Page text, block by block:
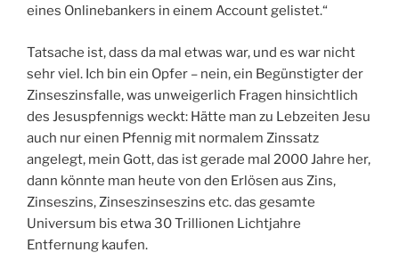
eines Onlinebankers in einem Account gelistet.“
Tatsache ist, dass da mal etwas war, und es war nicht
sehr viel. Ich bin ein Opfer – nein, ein Begünstigter der
Zinseszinsfalle, was unweigerlich Fragen hinsichtlich
des Jesuspfennigs weckt: Hätte man zu Lebzeiten Jesu
auch nur einen Pfennig mit normalem Zinssatz
angelegt, mein Gott, das ist gerade mal 2000 Jahre her,
dann könnte man heute von den Erlösen aus Zins,
Zinseszins, Zinseszinseszins etc. das gesamte
Universum bis etwa 30 Trillionen Lichtjahre
Entfernung kaufen.